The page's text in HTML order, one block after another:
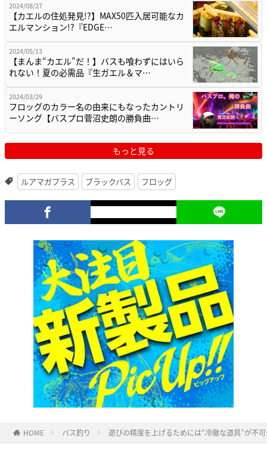
2024/08/27
【カエルの住処発見!?】MAX50匹入居可能なカ
エルマンション!?『EDGE…
2024/05/13
【まんま“カエル”だ！】バスも喰わずにはいら
れない！夏の必需品『生ガエル＆マ…
2024/03/29
フロッグのカラー名の由来にもなったカントリ
ーソング【バスプロ菅沼史朗の勝負曲…
もっと見る
ルアマガプラス ブラックバス フロッグ
HOME バス釣り 遊びの精度を上げるためには“冷徹な道具”が不